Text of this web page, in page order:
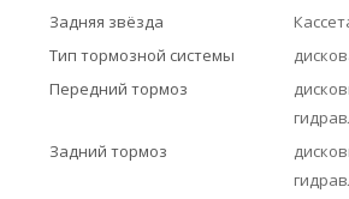
Задняя звёзда
Тип тормозной системы
Передний тормоз
Задний тормоз